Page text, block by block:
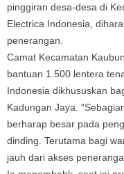
pinggiran desa-desa di
Electrica Indonesia,
penerangan.
Camat Kecamatan
bantuan 1.500 lentera
Indonesia dikhususkan
Kadungan Jaya.
berharap besar pada
dinding. Terutama bagi
jauh dari akses